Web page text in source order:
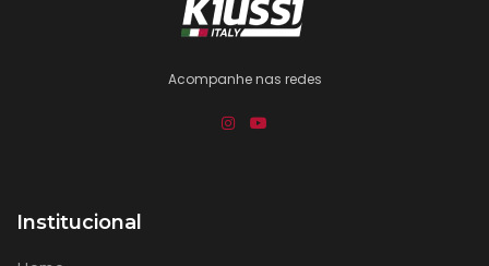
Acompanhe nas redes
Institucional